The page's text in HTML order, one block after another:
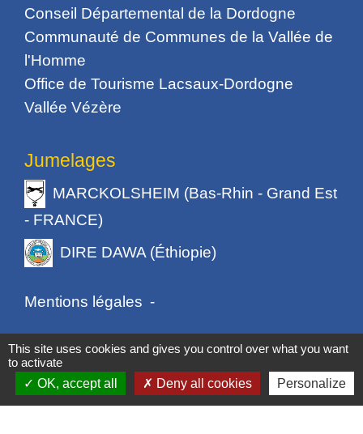
Conseil Départemental de la Dordogne
Communauté de Communes de la Vallée de
l'Homme
Office de Tourisme Lacsaux-Dordogne
Vallée Vézère
Jumelages
MARCKOLSHEIM (Bas-Rhin - Grand Est
- FRANCE)
DIRE DAWA (Éthiopie)
Mentions légales -
Politique de confidentialité - Accessibilité -
Plan du site - Gestion des cookies
This site uses cookies and gives you control over what you want
to activate
OK, accept all
Deny all cookies Personalize